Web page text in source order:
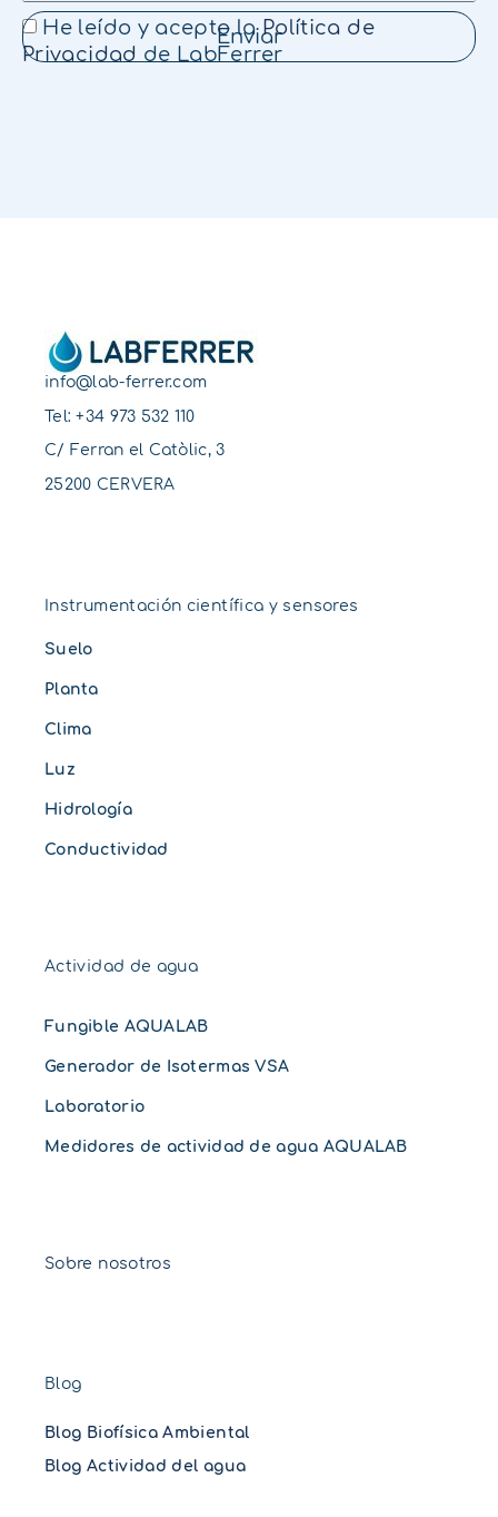
He leído y acepto laPolítica de
Privacidad de LabFerrer
Enviar
info@lab-ferrer.com
Tel:+34 973 532 110
C/ Ferran el Catòlic, 3
25200 CERVERA
Instrumentación científica y sensores
Suelo
Planta
Clima
Luz
Hidrología
Conductividad
Actividad de agua
Fungible AQUALAB
Generador de Isotermas VSA
Laboratorio
Medidores de actividad de agua AQUALAB
Sobre nosotros
Blog
Blog Biofísica Ambiental
Blog Actividad del agua